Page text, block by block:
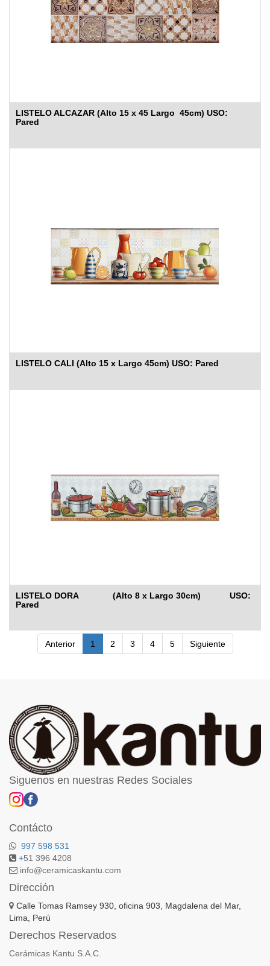
LISTELO ALCAZAR (Alto 15 x 45 Largo 45cm) USO:
Pared
LISTELO CALI (Alto 15 x Largo 45cm) USO: Pared
LISTELO DORA (Alto 8 x Largo 30cm) USO:
Pared
Anterior 1 2 3 4 5 Siguiente
Siguenos en nuestras Redes Sociales
Contácto
997 598 531
+51 396 4208
info@ceramicaskantu.com
Dirección
Calle Tomas Ramsey 930, oficina 903, Magdalena del Mar,
Lima, Perú
Derechos Reservados
Cerámicas Kantu S.A.C.